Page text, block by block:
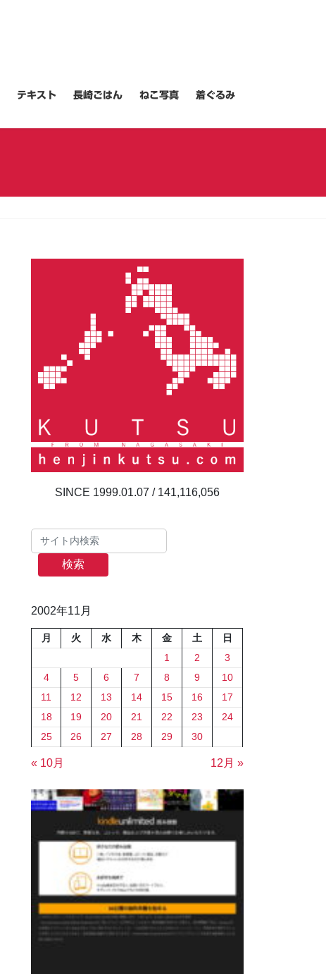
テキスト 長崎ごはん ねこ写真 着ぐるみ
141,116,056
検索
2002年11月
月 火 水 木 金 土
日
1
2
3
4
5 6 7 8 9
10
11
12 13 14 15 16
17
18
19 20 21 22 23
24
25
26 27 28 29 30
« 10月 12月 »